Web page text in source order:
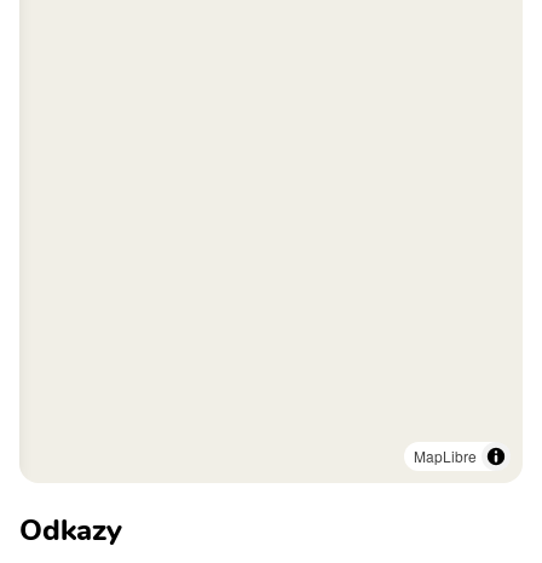
MapLibre
Odkazy